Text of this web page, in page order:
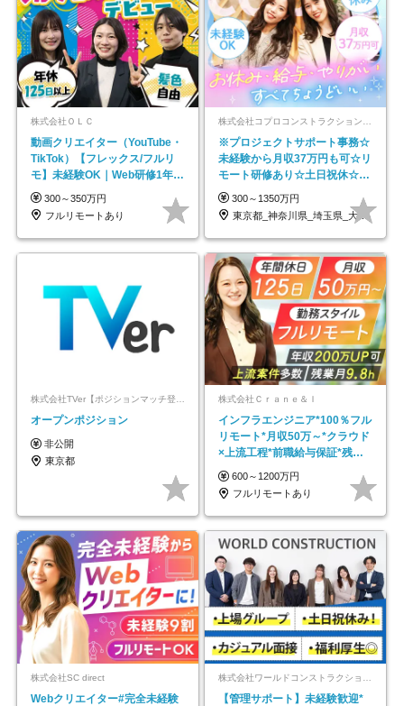
株式会社ＯＬＣ
動画クリエイター（YouTube・
TikTok）【フレックス/フルリ
モ】未経験OK｜Web研修1年間
｜副業OK
300～350万円
フルリモートあり
※プロジェクトサポート事務☆
未経験から月収37万円も可☆リ
モート研修あり☆土日祝休☆20
代～30代活躍/b
300～1350万円
東京都_神奈川県_埼玉県_大阪府_愛知県…
株式会社TVer【ポジションマッチ登録】
オープンポジション
非公開
東京都
株式会社Ｃｒａｎｅ＆Ｉ
インフラエンジニア*100％フル
リモート*月収50万～*クラウド
×上流工程*前職給与保証*残業
月9.8h
600～1200万円
フルリモートあり
株式会社SC direct
Webクリエイター#完全未経験
【管理サポート】未経験歓迎*